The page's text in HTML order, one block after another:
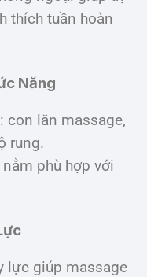
thích tuần hoàn
Năng
con lăn massage,
rung.
phù hợp với
lực giúp massage